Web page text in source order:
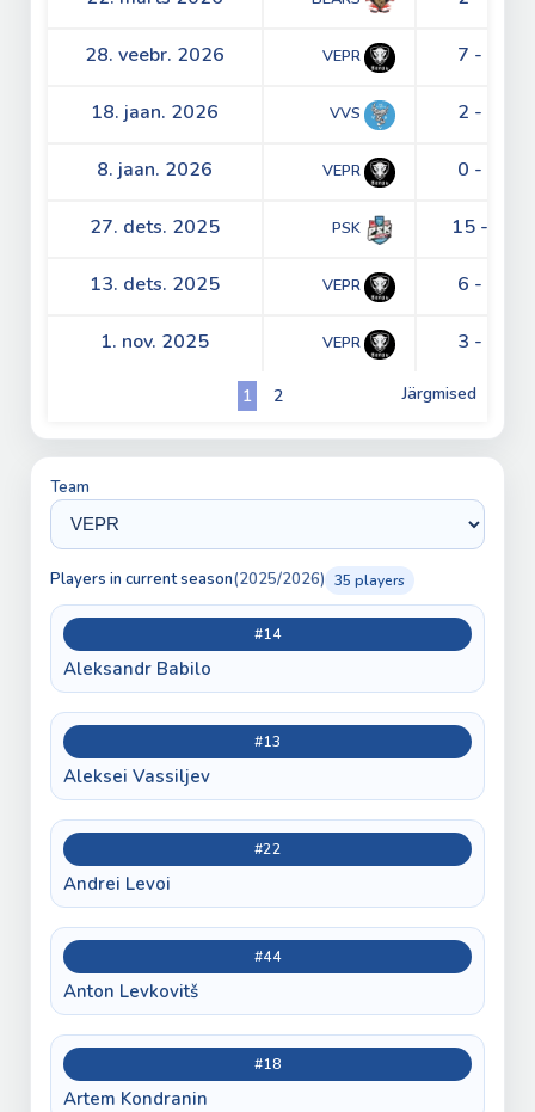
28. veebr. 2026 VEPR 7 - 2
18. jaan. 2026 VVS 2 - 5
8. jaan. 2026 VEPR 0 - 3
27. dets. 2025 PSK 15 - 5
13. dets. 2025 VEPR 6 - 5
1. nov. 2025 VEPR 3 - 1
1 2 Järgmised
Team
Players in current season(2025/2026) 35 players
#14
Aleksandr Babilo
#13
Aleksei Vassiljev
#22
Andrei Levoi
#44
Anton Levkovitš
#18
Artem Kondranin